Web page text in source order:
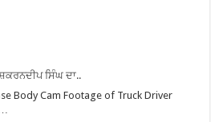
ਸਿੰਘ ਦਾ..
Body Cam Footage of Truck Driver